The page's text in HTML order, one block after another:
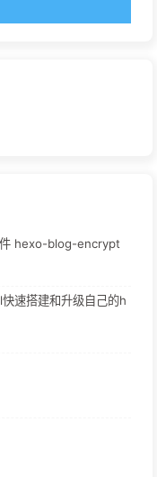
件 hexo-blog-encrypt
速搭建和升级自己的h